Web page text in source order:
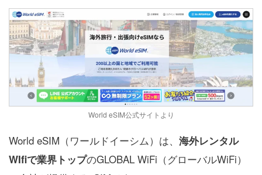
World eSIM公式サイトより
World eSIM（ワールドイーシム）は、 海外レンタル
WIfiで業界トップのGLOBAL WiFi（グローバルWiFi）